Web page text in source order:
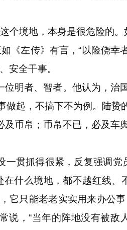
境地，本身是很危险的。
《左传》有言，“以险侥幸
安全干事。
者、智者。他认为，治
起，不搞下不为例。陆贽
币帛；币帛不已，必及车
贯抓得很紧，反复强调党
什么境地，都不越红线
它只能老老实实用来办公
说，“当年的阵地没有被